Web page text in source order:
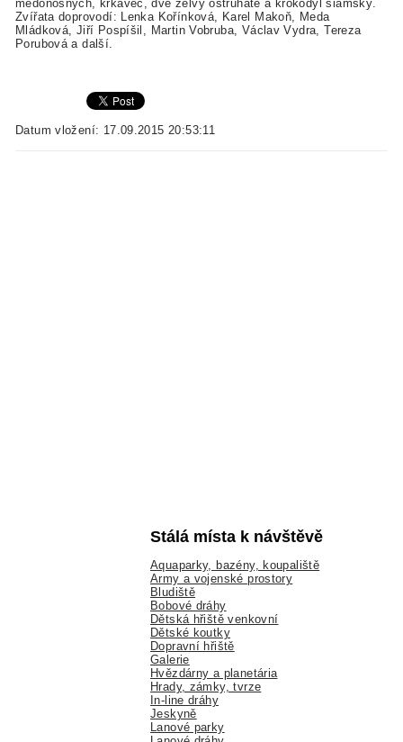
medonosných, krkavec, dvě želvy ostruhaté a krokodýl siamský.
Zvířata doprovodí: Lenka Kořínková, Karel Makoň, Meda
Mládková, Jiří Pospíšil, Martin Vobruba, Václav Vydra, Tereza
Porubová a další.
Datum vložení: 17.09.2015 20:53:11
Stálá místa k návštěvě
Aquaparky, bazény, koupaliště
Army a vojenské prostory
Bludiště
Bobové dráhy
Dětská hřiště venkovní
Dětské koutky
Dopravní hřiště
Galerie
Hvězdárny a planetária
Hrady, zámky, tvrze
In-line dráhy
Jeskyně
Lanové parky